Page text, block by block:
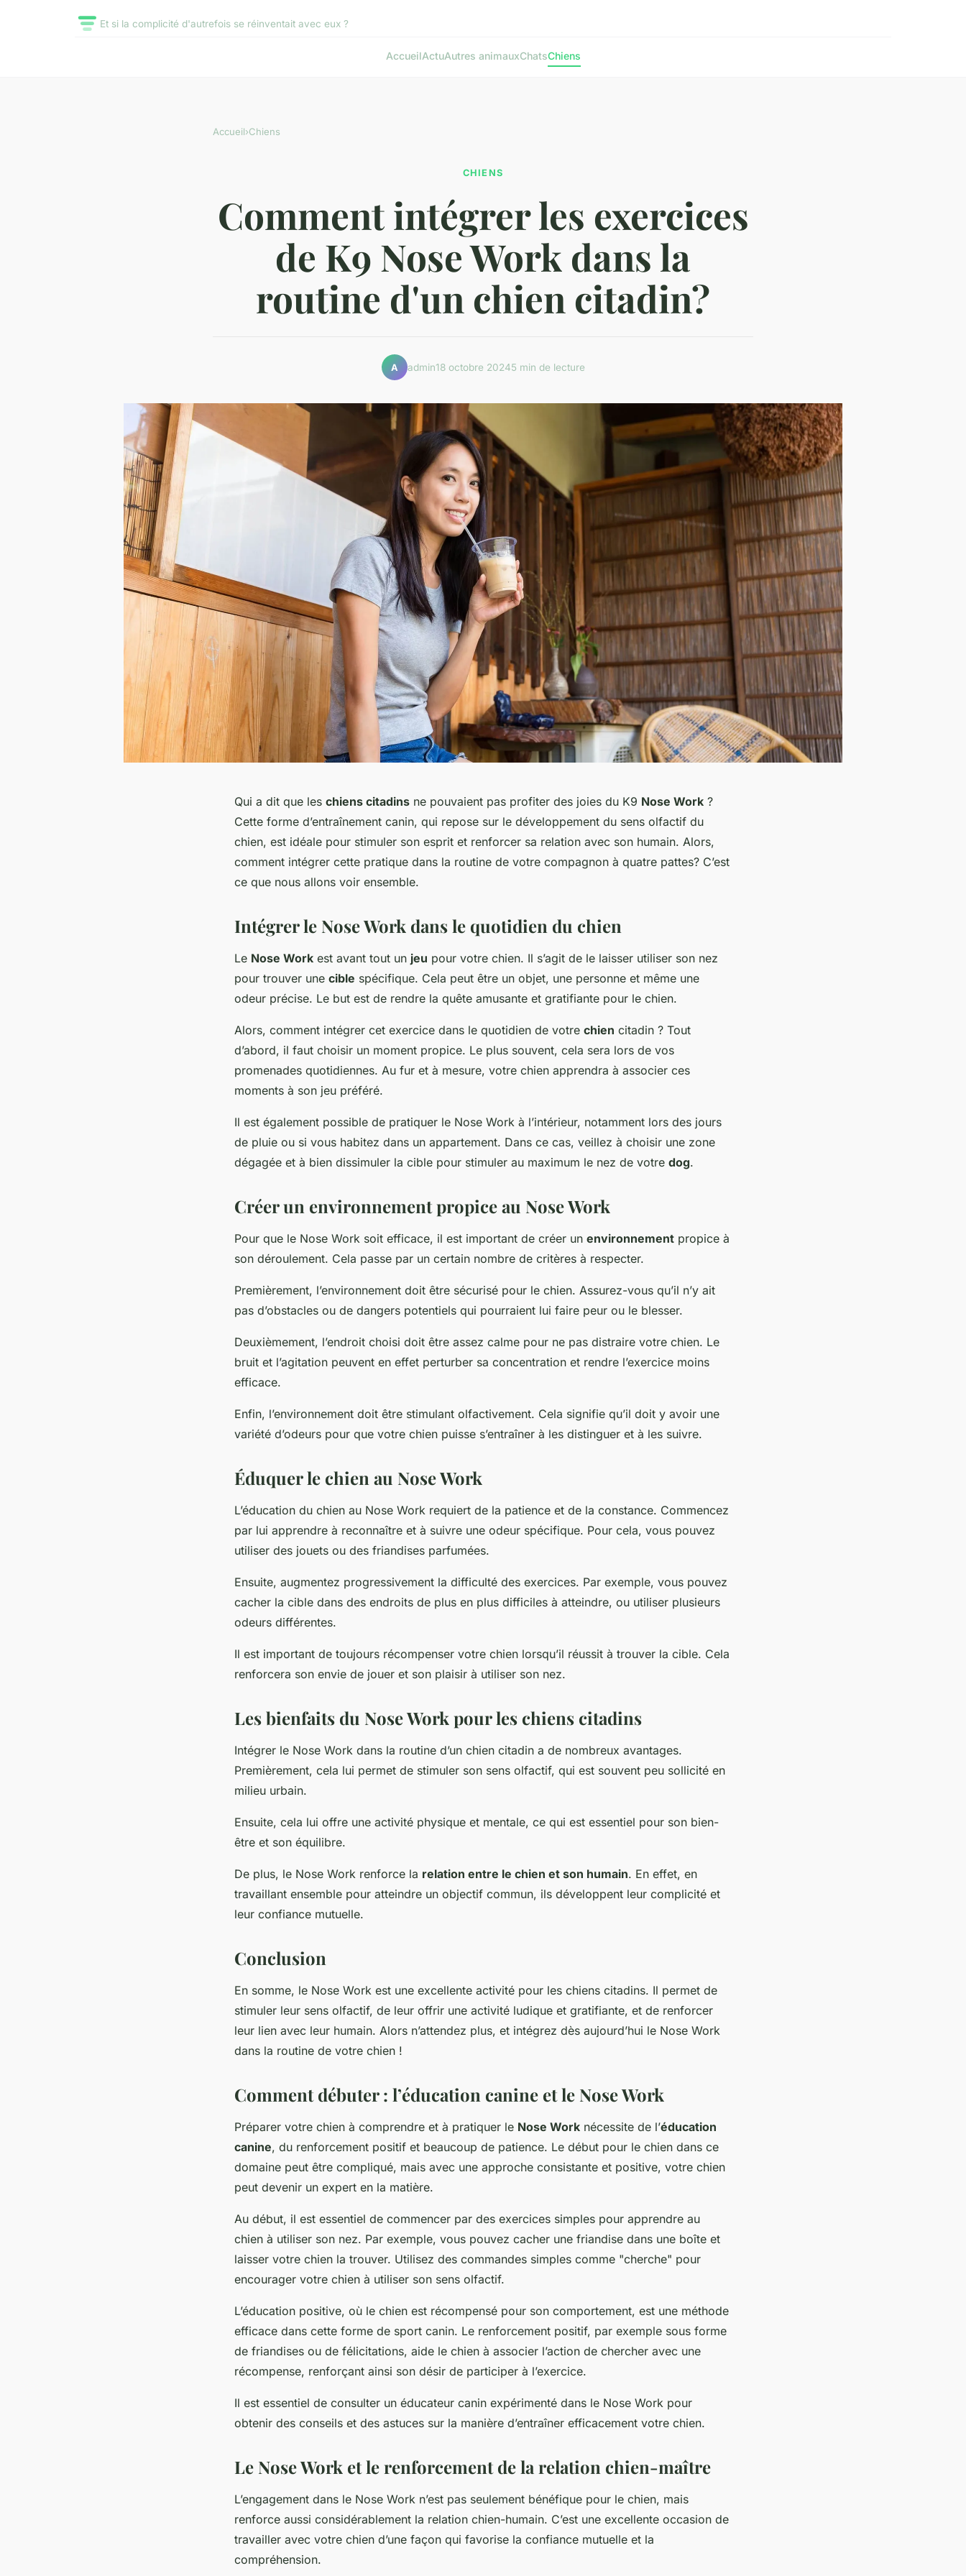
Et si la complicité d'autrefois se réinventait avec eux ?
AccueilActuAutres animauxChatsChiens
Accueil›Chiens
CHIENS
Comment intégrer les exercices
de K9 Nose Work dans la
routine d'un chien citadin?
A admin18 octobre 20245 min de lecture
Qui a dit que les chiens citadins ne pouvaient pas profiter des joies du K9 Nose Work ?
Cette forme d’entraînement canin, qui repose sur le développement du sens olfactif du
chien, est idéale pour stimuler son esprit et renforcer sa relation avec son humain. Alors,
comment intégrer cette pratique dans la routine de votre compagnon à quatre pattes? C’est
ce que nous allons voir ensemble.
Intégrer le Nose Work dans le quotidien du chien
Le Nose Work est avant tout un jeu pour votre chien. Il s’agit de le laisser utiliser son nez
pour trouver une cible spécifique. Cela peut être un objet, une personne et même une
odeur précise. Le but est de rendre la quête amusante et gratifiante pour le chien.
Alors, comment intégrer cet exercice dans le quotidien de votre chien citadin ? Tout
d’abord, il faut choisir un moment propice. Le plus souvent, cela sera lors de vos
promenades quotidiennes. Au fur et à mesure, votre chien apprendra à associer ces
moments à son jeu préféré.
Il est également possible de pratiquer le Nose Work à l’intérieur, notamment lors des jours
de pluie ou si vous habitez dans un appartement. Dans ce cas, veillez à choisir une zone
dégagée et à bien dissimuler la cible pour stimuler au maximum le nez de votre dog.
Créer un environnement propice au Nose Work
Pour que le Nose Work soit efficace, il est important de créer un environnement propice à
son déroulement. Cela passe par un certain nombre de critères à respecter.
Premièrement, l’environnement doit être sécurisé pour le chien. Assurez-vous qu’il n’y ait
pas d’obstacles ou de dangers potentiels qui pourraient lui faire peur ou le blesser.
Deuxièmement, l’endroit choisi doit être assez calme pour ne pas distraire votre chien. Le
bruit et l’agitation peuvent en effet perturber sa concentration et rendre l’exercice moins
efficace.
Enfin, l’environnement doit être stimulant olfactivement. Cela signifie qu’il doit y avoir une
variété d’odeurs pour que votre chien puisse s’entraîner à les distinguer et à les suivre.
Éduquer le chien au Nose Work
L’éducation du chien au Nose Work requiert de la patience et de la constance. Commencez
par lui apprendre à reconnaître et à suivre une odeur spécifique. Pour cela, vous pouvez
utiliser des jouets ou des friandises parfumées.
Ensuite, augmentez progressivement la difficulté des exercices. Par exemple, vous pouvez
cacher la cible dans des endroits de plus en plus difficiles à atteindre, ou utiliser plusieurs
odeurs différentes.
Il est important de toujours récompenser votre chien lorsqu’il réussit à trouver la cible. Cela
renforcera son envie de jouer et son plaisir à utiliser son nez.
Les bienfaits du Nose Work pour les chiens citadins
Intégrer le Nose Work dans la routine d’un chien citadin a de nombreux avantages.
Premièrement, cela lui permet de stimuler son sens olfactif, qui est souvent peu sollicité en
milieu urbain.
Ensuite, cela lui offre une activité physique et mentale, ce qui est essentiel pour son bien-
être et son équilibre.
De plus, le Nose Work renforce la relation entre le chien et son humain. En effet, en
travaillant ensemble pour atteindre un objectif commun, ils développent leur complicité et
leur confiance mutuelle.
Conclusion
En somme, le Nose Work est une excellente activité pour les chiens citadins. Il permet de
stimuler leur sens olfactif, de leur offrir une activité ludique et gratifiante, et de renforcer
leur lien avec leur humain. Alors n’attendez plus, et intégrez dès aujourd’hui le Nose Work
dans la routine de votre chien !
Comment débuter : l’éducation canine et le Nose Work
Préparer votre chien à comprendre et à pratiquer le Nose Work nécessite de l’éducation
canine, du renforcement positif et beaucoup de patience. Le début pour le chien dans ce
domaine peut être compliqué, mais avec une approche consistante et positive, votre chien
peut devenir un expert en la matière.
Au début, il est essentiel de commencer par des exercices simples pour apprendre au
chien à utiliser son nez. Par exemple, vous pouvez cacher une friandise dans une boîte et
laisser votre chien la trouver. Utilisez des commandes simples comme "cherche" pour
encourager votre chien à utiliser son sens olfactif.
L’éducation positive, où le chien est récompensé pour son comportement, est une méthode
efficace dans cette forme de sport canin. Le renforcement positif, par exemple sous forme
de friandises ou de félicitations, aide le chien à associer l’action de chercher avec une
récompense, renforçant ainsi son désir de participer à l’exercice.
Il est essentiel de consulter un éducateur canin expérimenté dans le Nose Work pour
obtenir des conseils et des astuces sur la manière d’entraîner efficacement votre chien.
Le Nose Work et le renforcement de la relation chien-maître
L’engagement dans le Nose Work n’est pas seulement bénéfique pour le chien, mais
renforce aussi considérablement la relation chien-humain. C’est une excellente occasion de
travailler avec votre chien d’une façon qui favorise la confiance mutuelle et la
compréhension.